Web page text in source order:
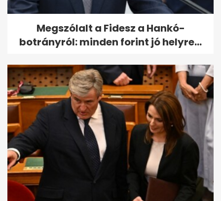
Megszólalt a Fidesz a Hankó-
botrányról: minden forint jó helyre...